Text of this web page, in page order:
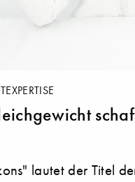
lautet der Titel